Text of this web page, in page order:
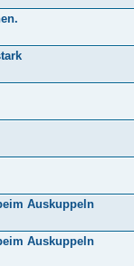
Auskuppeln
Auskuppeln